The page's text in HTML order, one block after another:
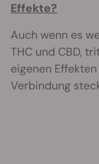
Effekte?
Auch wenn es
THC und CBD,
eigenen
Verbindung